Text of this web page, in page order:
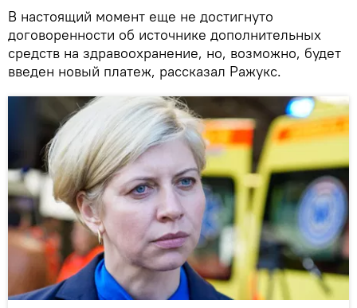
В настоящий момент еще не достигнуто
договоренности об источнике дополнительных
средств на здравоохранение, но, возможно, будет
введен новый платеж, рассказал Ражукс.